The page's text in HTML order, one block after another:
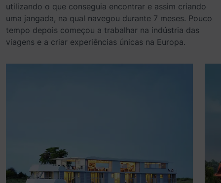
utilizando o que conseguia encontrar e assim criando
uma jangada, na qual navegou durante 7 meses. Pouco
tempo depois começou a trabalhar na indústria das
viagens e a criar experiências únicas na Europa.